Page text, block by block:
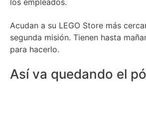
los empleados.
Acudan a su LEGO Store más
segunda misión. Tienen hasta
para hacerlo.
Así va quedando el